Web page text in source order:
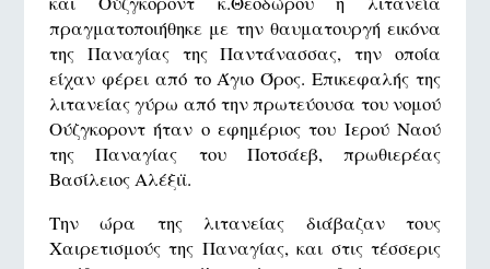
πραγματοποιήθηκε με την θαυματουργή εικόνα
της Παναγίας της Παντάνασσας, την οποία
είχαν φέρει από το Άγιο Όρος. Επικεφαλής της
λιτανείας γύρω από την πρωτεύουσα του νομού
Ούζγκοροντ ήταν ο εφημέριος του Ιερού Ναού
της Παναγίας του Ποτσάεβ, πρωθιερέας
Βασίλειος Αλέξιϊ.
Την ώρα της λιτανείας διάβαζαν τους
Χαιρετισμούς της Παναγίας, και στις τέσσερις